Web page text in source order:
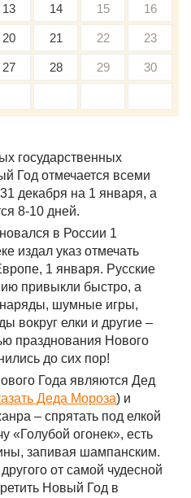
13 14 15 16
20 21 22 23
27 28 29 30
государственных
Год отмечается всеми
декабря на 1 января, а
8-10 дней.
в России 1
издал указ отмечать
1 января. Русские
привыкли быстро, а
шумные игры,
вокруг елки и другие –
празднования Нового
до сих пор!
Года являются Дед
Деда Мороза) и
– спрятать под елкой
«Голубой огонек», есть
запивая шампанским.
от самой чудесной
Новый Год в